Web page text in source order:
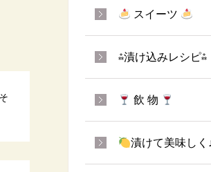
スイーツ
⁂漬け込みレシピ⁂
飲 物
漬けて美味しく